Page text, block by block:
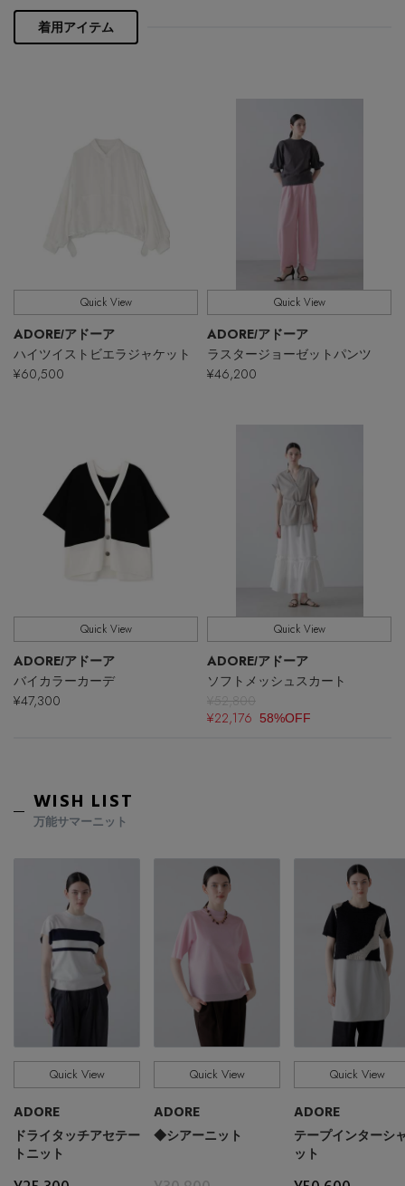
ベーシックとトレンドが交差する16の名品
Stay in
ELLE SHOP 公式アプリ
着用アイテム
Quick View
ADORE/アドーア
ハイツイストビエラジャケット
¥60,500
Quick View
ADORE/アドーア
ラスタージョーゼットパンツ
¥46,200
Quick View
ADORE/アドーア
バイカラーカーデ
¥47,300
Quick View
ADORE/アドーア
ソフトメッシュスカート
¥52,800
¥22,176
58%OFF
WISH LIST
万能サマーニット
Quick View
ADORE
ドライタッチアセテー
トニット
Quick View
ADORE
◆シアーニット
Quick View
ADORE
テープインターシ
ット